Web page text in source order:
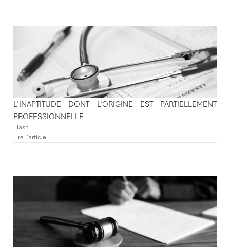
L’INAPTITUDE DONT L’ORIGINE EST PARTIELLEMENT
PROFESSIONNELLE
Flash
Lire l'article